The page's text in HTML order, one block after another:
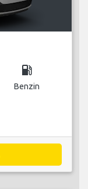
local_gas_station
Benzin